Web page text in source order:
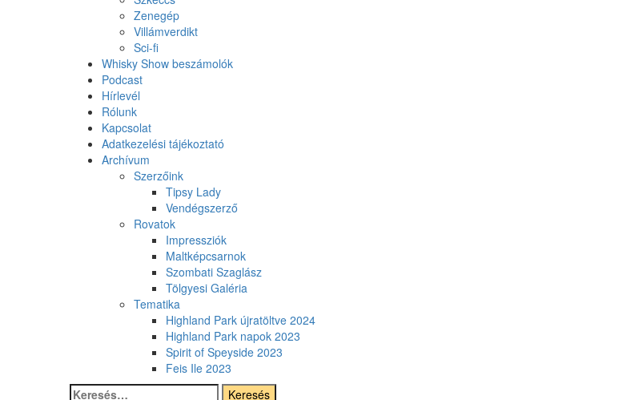
Zenegép
Villámverdikt
Sci-fi
Whisky Show beszámolók
Podcast
Hírlevél
Rólunk
Kapcsolat
Adatkezelési tájékoztató
Archívum
Szerzőink
Tipsy Lady
Vendégszerző
Rovatok
Impressziók
Maltképcsarnok
Szombati Szaglász
Tölgyesi Galéria
Tematika
Highland Park újratöltve 2024
Highland Park napok 2023
Spirit of Speyside 2023
Feis Ile 2023
Keresés: